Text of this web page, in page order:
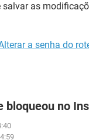
salvar as
a senha do
bloqueou no